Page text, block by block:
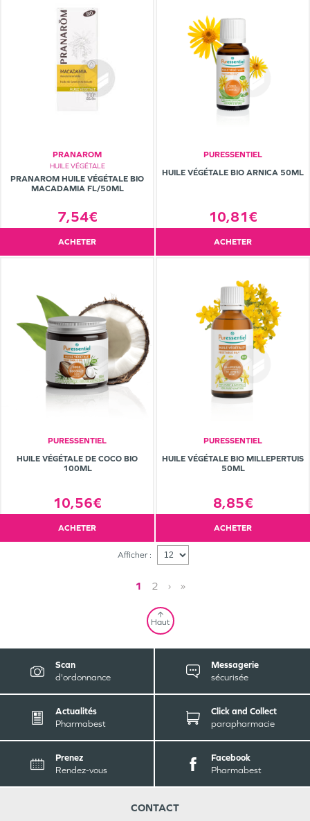
PRANAROM
HUILE VÉGÉTALE
PRANAROM HUILE VÉGÉTALE BIO
MACADAMIA FL/50ML
7,54€
ACHETER
PURESSENTIEL
HUILE VÉGÉTALE BIO ARNICA 50ML
10,81€
ACHETER
PURESSENTIEL
HUILE VÉGÉTALE DE COCO BIO
100ML
10,56€
ACHETER
PURESSENTIEL
HUILE VÉGÉTALE BIO MILLEPERTUIS
50ML
8,85€
ACHETER
Afficher :
1 2 › »
Haut
Scan
d'ordonnance
Messagerie
sécurisée
Actualités
Pharmabest
Click and Collect
parapharmacie
Prenez
Rendez-vous
Facebook
Pharmabest
CONTACT